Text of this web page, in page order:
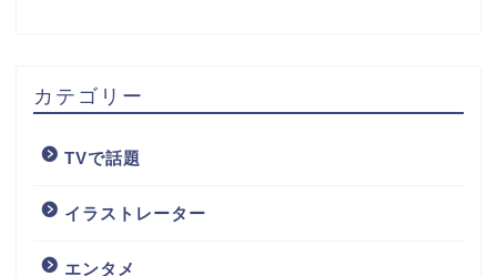
カテゴリー
TVで話題
イラストレーター
エンタメ